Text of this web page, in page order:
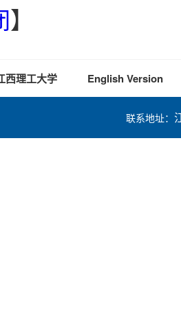
】
西理工大学 English Version
联系地址：